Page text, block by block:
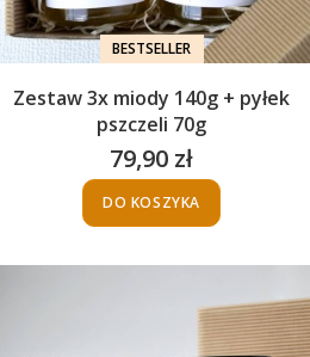
BESTSELLER
Zestaw 3x miody 140g + pyłek
pszczeli 70g
Cena
79,90 zł
DO KOSZYKA